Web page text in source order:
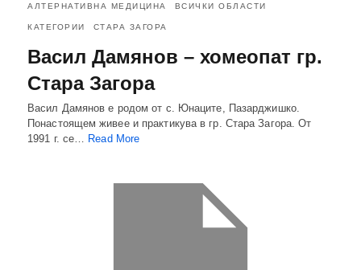
АЛТЕРНАТИВНА МЕДИЦИНА ВСИЧКИ ОБЛАСТИ
КАТЕГОРИИ СТАРА ЗАГОРА
Васил Дамянов – хомеопат гр.
Стара Загора
Васил Дамянов е родом от с. Юнаците, Пазарджишко.
Понастоящем живее и практикува в гр. Стара Загора. От
1991 г. се… Read More